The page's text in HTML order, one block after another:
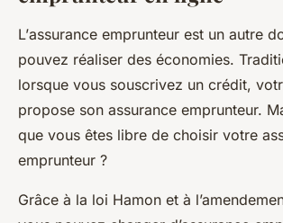
L’assurance emprunteur est un autre
pouvez réaliser des économies.
lorsque vous souscrivez un crédit,
propose son assurance emprunteur.
que vous êtes libre de choisir votre
emprunteur ?
Grâce à la loi Hamon et à